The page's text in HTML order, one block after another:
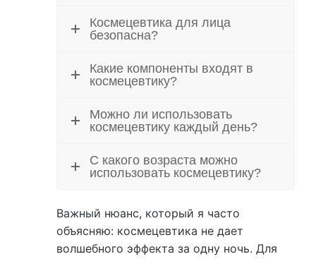
Космецевтика для лица
безопасна?
Какие компоненты входят в
космецевтику?
Можно ли использовать
космецевтику каждый день?
С какого возраста можно
использовать космецевтику?
Важный нюанс, который я часто
объясняю: космецевтика не дает
волшебного эффекта за одну ночь. Для